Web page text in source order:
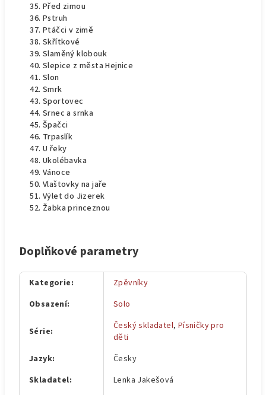
Před zimou
Pstruh
Ptáčci v zimě
Skřítkové
Slaměný klobouk
Slepice z města Hejnice
Slon
Smrk
Sportovec
Srnec a srnka
Špačci
Trpaslík
U řeky
Ukolébavka
Vánoce
Vlaštovky na jaře
Výlet do Jizerek
Žabka princeznou
Doplňkové parametry
Kategorie:
Zpěvníky
Obsazení: Solo
Série: Český skladatel, Písničky pro
děti
Jazyk:
Česky
Skladatel:
Lenka Jakešová